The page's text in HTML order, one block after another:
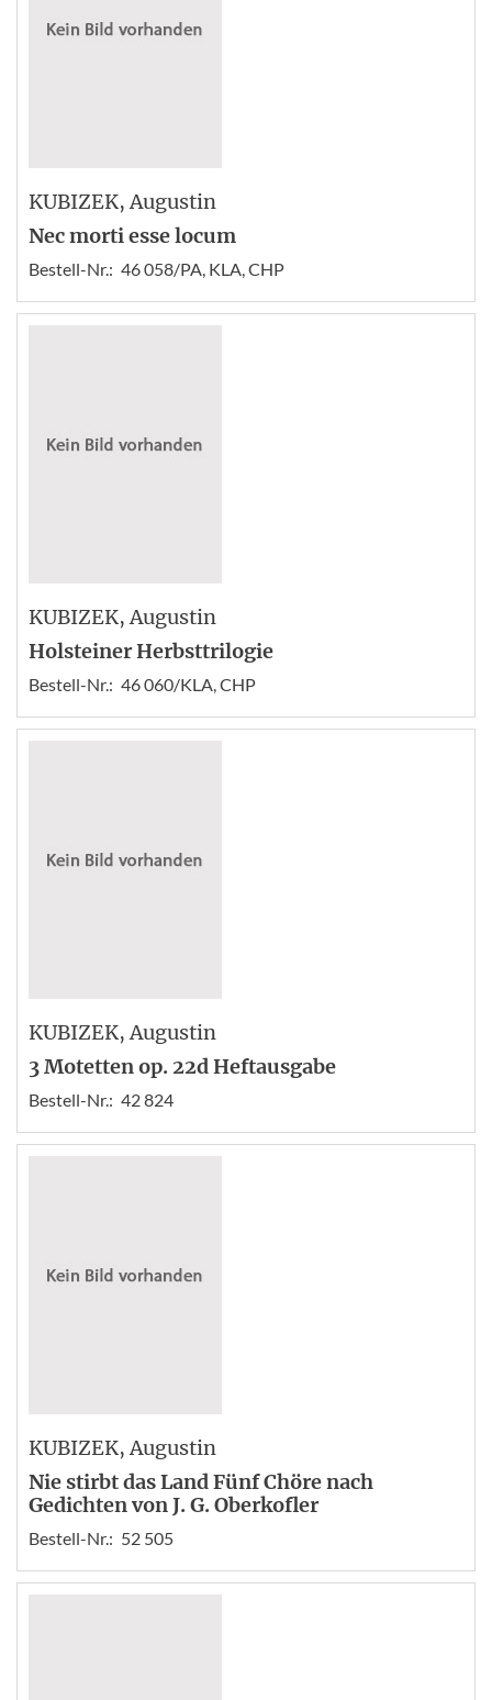
KUBIZEK, Augustin
Nec morti esse locum
Bestell-Nr.: 46 058/PA, KLA, CHP
KUBIZEK, Augustin
Holsteiner Herbsttrilogie
Bestell-Nr.: 46 060/KLA, CHP
KUBIZEK, Augustin
3 Motetten op. 22d Heftausgabe
Bestell-Nr.: 42 824
KUBIZEK, Augustin
Nie stirbt das Land Fünf Chöre nach
Gedichten von J. G. Oberkofler
Bestell-Nr.: 52 505